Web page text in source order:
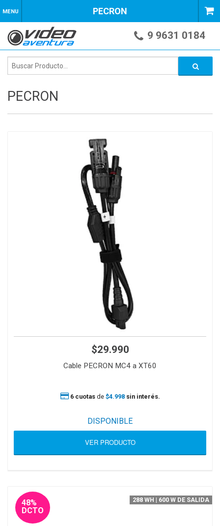
MENU PECRON
9 9631 0184
PECRON
$29.990
Cable PECRON MC4 a XT60
6 cuotasde $4.998 sin interés.
DISPONIBLE
VER PRODUCTO
48%
DCTO
288 WH | 600 W DE SALIDA